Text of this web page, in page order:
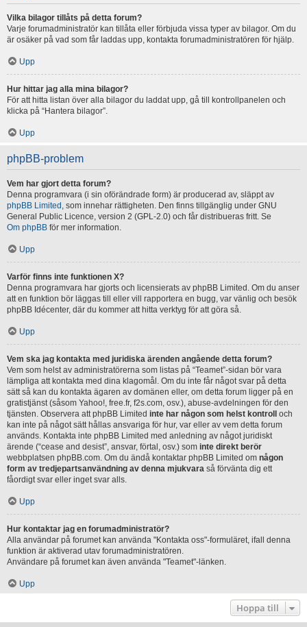
Vilka bilagor tillåts på detta forum?
Varje forumadministratör kan tillåta eller förbjuda vissa typer av bilagor. Om du
är osäker på vad som får laddas upp, kontakta forumadministratören för hjälp.
Upp
Hur hittar jag alla mina bilagor?
För att hitta listan över alla bilagor du laddat upp, gå till kontrollpanelen och
klicka på “Hantera bilagor”.
Upp
phpBB-problem
Vem har gjort detta forum?
Denna programvara (i sin oförändrade form) är producerad av, släppt av
phpBB Limited , som innehar rättigheten. Den finns tillgänglig under GNU
General Public Licence, version 2 (GPL-2.0) och får distribueras fritt. Se
Om phpBB för mer information.
Upp
Varför finns inte funktionen X?
Denna programvara har gjorts och licensierats av phpBB Limited. Om du anser
att en funktion bör läggas till eller vill rapportera en bugg, var vänlig och besök
phpBB Idécenter, där du kommer att hitta verktyg för att göra så.
Upp
Vem ska jag kontakta med juridiska ärenden angående detta forum?
Vem som helst av administratörerna som listas på “Teamet”-sidan bör vara
lämpliga att kontakta med dina klagomål. Om du inte får något svar på detta
sätt så kan du kontakta ägaren av domänen eller, om detta forum ligger på en
gratistjänst (såsom Yahoo!, free.fr, f2s.com, osv.), abuse-avdelningen för den
tjänsten. Observera att phpBB Limited inte har någon som helst kontroll
och
kan inte på något sätt hållas ansvariga för hur, var eller av vem detta forum
används. Kontakta inte phpBB Limited med anledning av något juridiskt
ärende (“cease and desist”, ansvar, förtal, osv.) som inte direkt berör
webbplatsen phpBB.com. Om du ändå kontaktar phpBB Limited om någon
form av tredjepartsanvändning av denna mjukvara så förvänta dig ett
fåordigt svar eller inget svar alls.
Upp
Hur kontaktar jag en forumadministratör?
Alla användar på forumet kan använda "Kontakta oss"-formuläret, ifall denna
funktion är aktiverad utav forumadministratören.
Användare på forumet kan även använda "Teamet"-länken.
Upp
Hoppa till